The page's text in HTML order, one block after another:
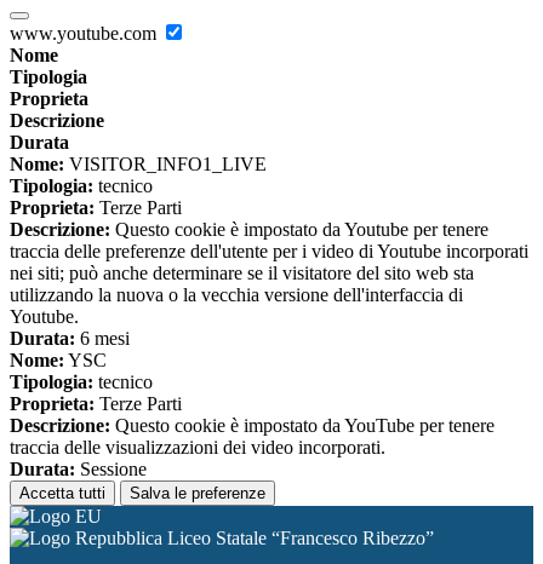
www.youtube.com
Nome
Tipologia
Proprieta
Descrizione
Durata
Nome: VISITOR_INFO1_LIVE
Tipologia: tecnico
Proprieta: Terze Parti
Descrizione: Questo cookie è impostato da Youtube per tenere
traccia delle preferenze dell'utente per i video di Youtube incorporati
nei siti; può anche determinare se il visitatore del sito web sta
utilizzando la nuova o la vecchia versione dell'interfaccia di
Youtube.
Durata: 6 mesi
Nome: YSC
Tipologia: tecnico
Proprieta: Terze Parti
Descrizione: Questo cookie è impostato da YouTube per tenere
traccia delle visualizzazioni dei video incorporati.
Durata: Sessione
Accetta tutti Salva le preferenze
Liceo Statale “Francesco Ribezzo”